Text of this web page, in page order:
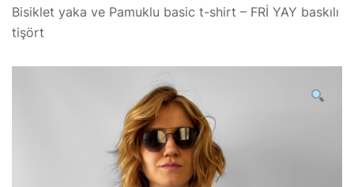
Bisiklet yaka ve Pamuklu basic t-shirt – FRİ YAY baskılı
tişört